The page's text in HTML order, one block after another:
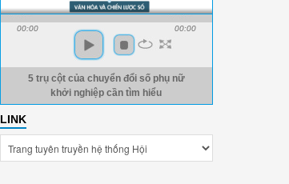
00:00 00:00
5 trụ cột của chuyển đổi số phụ nữ
khởi nghiệp cần tìm hiểu
LINK